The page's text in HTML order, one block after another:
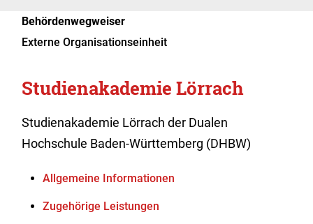
Behördenwegweiser
Externe Organisationseinheit
Studienakademie Lörrach
Studienakademie Lörrach der Dualen
Hochschule Baden-Württemberg (DHBW)
Allgemeine Informationen
Zugehörige Leistungen